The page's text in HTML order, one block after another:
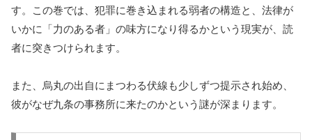
す。この巻では、犯罪に巻き込まれる弱者の構造と、法律が
いかに「力のある者」の味方になり得るかという現実が、読
者に突きつけられます。
また、烏丸の出自にまつわる伏線も少しずつ提示され始め、
彼がなぜ九条の事務所に来たのかという謎が深まります。